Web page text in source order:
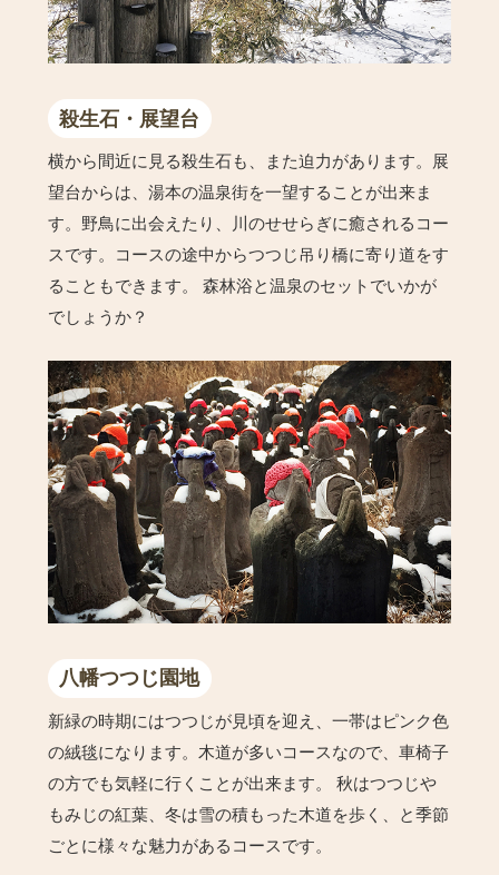
殺生石・展望台
横から間近に見る殺生石も、また迫力があります。展
望台からは、湯本の温泉街を一望することが出来ま
す。野鳥に出会えたり、川のせせらぎに癒されるコー
スです。コースの途中からつつじ吊り橋に寄り道をす
ることもできます。 森林浴と温泉のセットでいかが
でしょうか？
八幡つつじ園地
新緑の時期にはつつじが見頃を迎え、一帯はピンク色
の絨毯になります。木道が多いコースなので、車椅子
の方でも気軽に行くことが出来ます。 秋はつつじや
もみじの紅葉、冬は雪の積もった木道を歩く、と季節
ごとに様々な魅力があるコースです。